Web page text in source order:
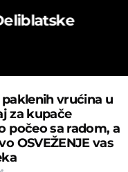
paklenih vrućina u
za kupače
počeo sa radom, a
OSVEŽENJE vas